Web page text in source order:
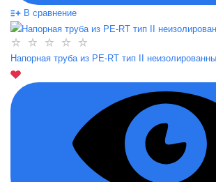
В сравнение
Напорная труба из PE-RT тип II